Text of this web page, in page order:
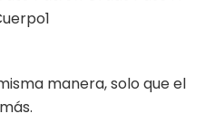
manera, solo que el